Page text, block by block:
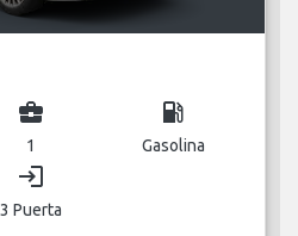
business_center
1
local_gas_station
Gasolina
login
3 Puerta